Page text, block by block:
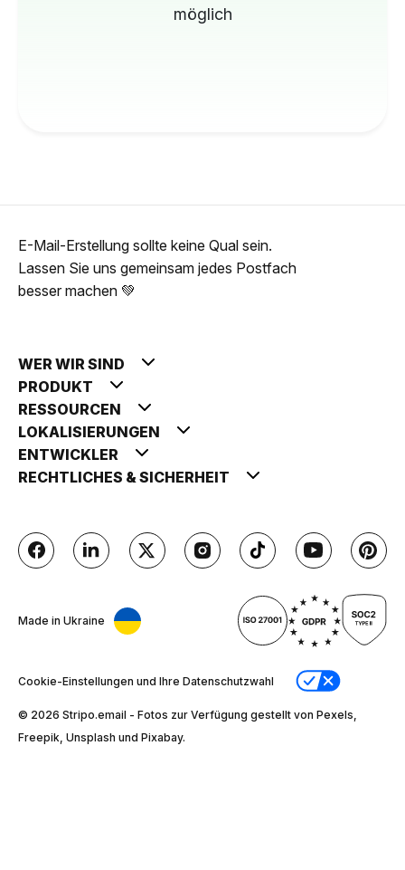
möglich
E-Mail-Erstellung sollte keine Qual sein.
Lassen Sie uns gemeinsam jedes Postfach
besser machen 💚
WER WIR SIND
PRODUKT
RESSOURCEN
LOKALISIERUNGEN
ENTWICKLER
RECHTLICHES & SICHERHEIT
Made in Ukraine
Cookie-Einstellungen und Ihre Datenschutzwahl
© 2026 Stripо.email - Fotos zur Verfügung gestellt von Pexels,
Freepik, Unsplash und Pixabay.